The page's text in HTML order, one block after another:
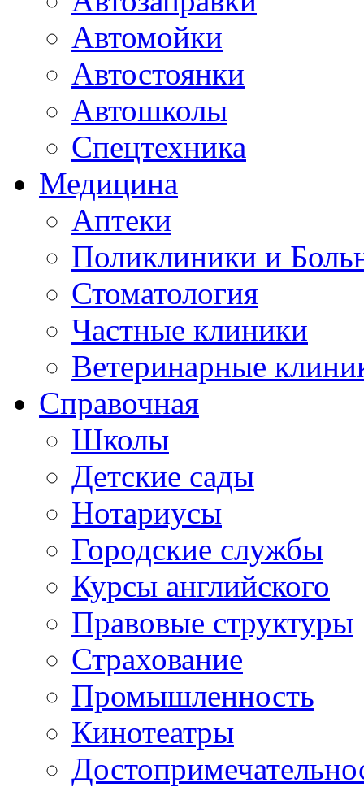
Автомойки
Автостоянки
Автошколы
Спецтехника
Медицина
Аптеки
Поликлиники и
Стоматология
Частные клиники
Ветеринарные
Справочная
Школы
Детские сады
Нотариусы
Городские службы
Курсы английского
Правовые структуры
Страхование
Промышленность
Кинотеатры